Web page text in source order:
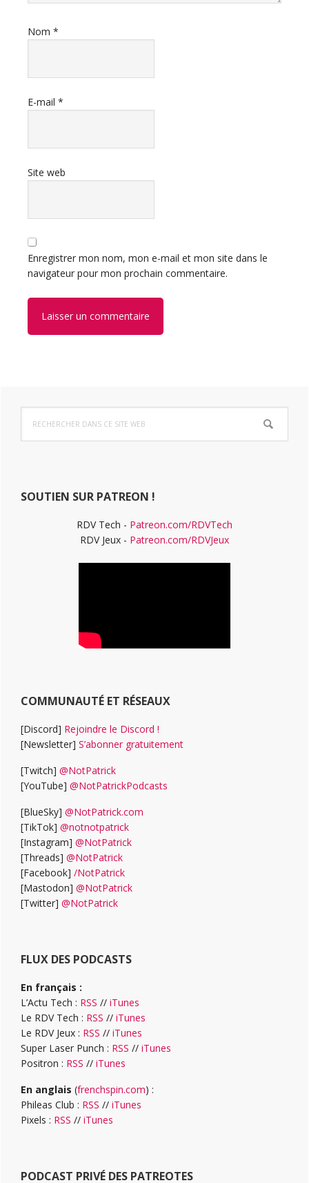
Nom *
E-mail *
Site web
Enregistrer mon nom, mon e-mail et mon site dans le
navigateur pour mon prochain commentaire.
Barre
latérale
dans
ce
SOUTIEN SUR PATREON !
RDV Tech - Patreon.com/RDVTech
RDV Jeux - Patreon.com/RDVJeux
COMMUNAUTÉ ET RÉSEAUX
[Discord] Rejoindre le Discord !
[Newsletter] S’abonner gratuitement
[Twitch] @NotPatrick
[YouTube] @NotPatrickPodcasts
[BlueSky] @NotPatrick.com
[TikTok] @notnotpatrick
[Instagram] @NotPatrick
[Threads] @NotPatrick
[Facebook] /NotPatrick
[Mastodon] @NotPatrick
[Twitter] @NotPatrick
FLUX DES PODCASTS
En français :
L’Actu Tech : RSS // iTunes
Le RDV Tech : RSS // iTunes
Le RDV Jeux : RSS // iTunes
Super Laser Punch : RSS // iTunes
Positron : RSS // iTunes
En anglais (frenchspin.com) :
Phileas Club : RSS // iTunes
Pixels : RSS // iTunes
PODCAST PRIVÉ DES PATREOTES